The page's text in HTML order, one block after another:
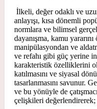
İlkeli, değer odaklı ve
anlayışı, kısa dönemli
normlara ve bilimsel
dayanışma, kamu
manipülasyondan ve
ve refahı gibi güç yerine
karakteristik özelliklerini
katılmasını ve siyasal
tasarlanmasını savunur.
ve bu yönüyle de
çelişkileri